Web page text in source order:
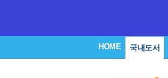
HOME 국내도서